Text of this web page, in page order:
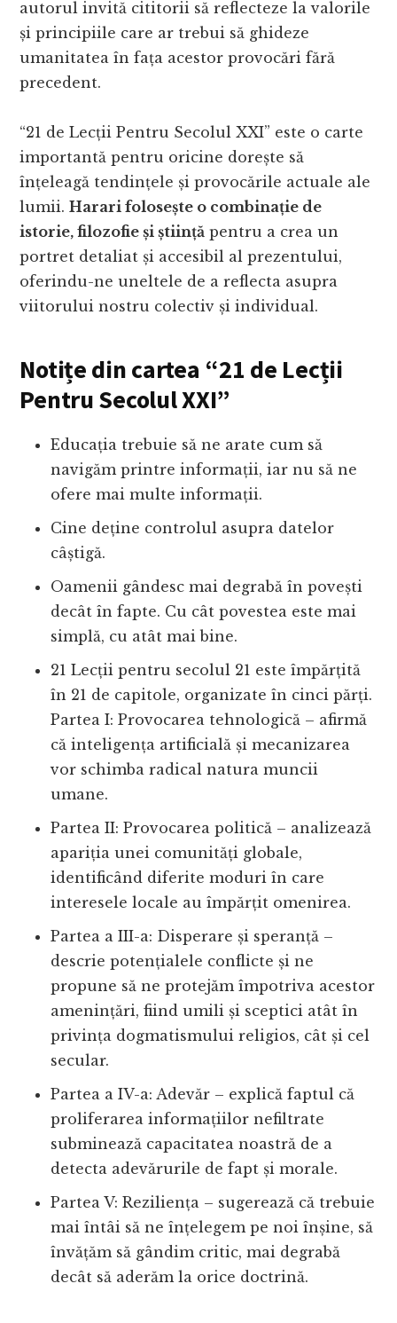
autorul invită cititorii să reflecteze la valorile
și principiile care ar trebui să ghideze
umanitatea în fața acestor provocări fără
precedent.
“21 de Lecții Pentru Secolul XXI” este o carte
importantă pentru oricine dorește să
înțeleagă tendințele și provocările actuale ale
lumii.Harari folosește o combinație de
istorie, filozofie și știință pentru a crea un
portret detaliat și accesibil al prezentului,
oferindu-ne uneltele de a reflecta asupra
viitorului nostru colectiv și individual.
Notițe din cartea “21 de Lecții
Pentru Secolul XXI”
Educația trebuie să ne arate cum să
navigăm printre informații, iar nu să ne
ofere mai multe informații.
Cine deține controlul asupra datelor
câștigă.
Oamenii gândesc mai degrabă în povești
decât în ​​fapte. Cu cât povestea este mai
simplă, cu atât mai bine.
21 Lecții pentru secolul 21 este împărțită
în 21 de capitole, organizate în cinci părți.
Partea I: Provocarea tehnologică – afirmă
că inteligența artificială și mecanizarea
vor schimba radical natura muncii
umane.
Partea II: Provocarea politică – analizează
apariția unei comunități globale,
identificând diferite moduri în care
interesele locale au împărțit omenirea.
Partea a III-a: Disperare și speranță –
descrie potențialele conflicte și ne
propune să ne protejăm împotriva acestor
amenințări, fiind umili și sceptici atât în ​​
privința dogmatismului religios, cât și cel
secular.
Partea a IV-a: Adevăr – explică faptul că
proliferarea informațiilor nefiltrate
subminează capacitatea noastră de a
detecta adevărurile de fapt și morale.
Partea V: Reziliența – sugerează că trebuie
mai întâi să ne înțelegem pe noi înșine, să
învățăm să gândim critic, mai degrabă
decât să aderăm la orice doctrină.